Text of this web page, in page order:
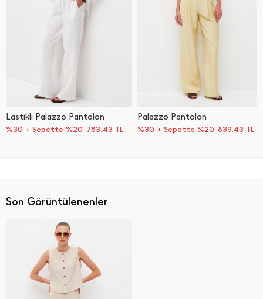
Lastikli Palazzo Pantolon
%30 + Sepette %20 783,43 TL
Palazzo Pantolon
%30 + Sepette %20 839,43 TL
Son Görüntülenenler